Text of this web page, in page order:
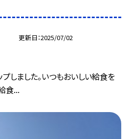
更新日 2025/07/02
しました。いつもおいしい給食を
食...